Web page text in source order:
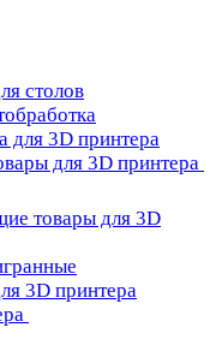
столов
для 3D принтера
для 3D принтера
товары для 3D
3D принтера